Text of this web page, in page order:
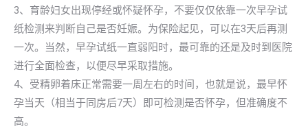
3、育龄妇女出现停经或怀疑怀孕，不要仅仅依靠一次早孕试
纸检测来判断自己是否妊娠。为保险起见，可以在3天后再测
一次。当然，早孕试纸一直弱阳时，最可靠的还是及时到医院
进行全面检查，以便尽早采取措施。
4、受精卵着床正常需要一周左右的时间，也就是说，最早怀
孕当天（相当于同房后7天）即可检测是否怀孕，但准确度不
高。